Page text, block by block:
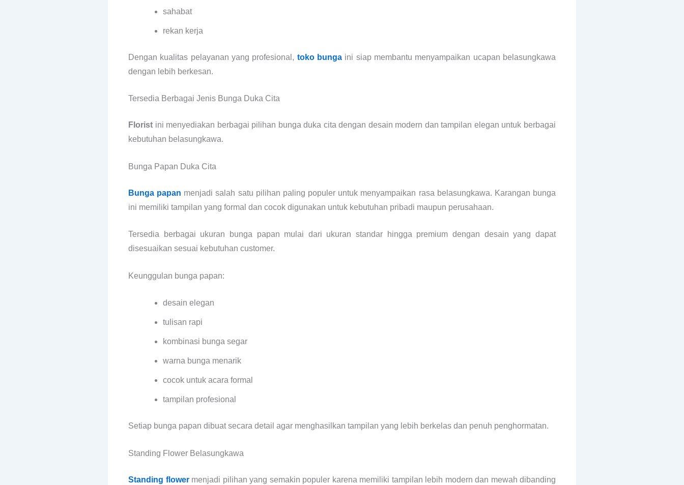
sahabat
rekan kerja
Dengan kualitas pelayanan yang profesional, toko bunga ini siap membantu menyampaikan ucapan belasungkawa
dengan lebih berkesan.
Tersedia Berbagai Jenis Bunga Duka Cita
Florist ini menyediakan berbagai pilihan bunga duka cita dengan desain modern dan tampilan elegan untuk berbagai
kebutuhan belasungkawa.
Bunga Papan Duka Cita
Bunga papan menjadi salah satu pilihan paling populer untuk menyampaikan rasa belasungkawa. Karangan bunga
ini memiliki tampilan yang formal dan cocok digunakan untuk kebutuhan pribadi maupun perusahaan.
Tersedia berbagai ukuran bunga papan mulai dari ukuran standar hingga premium dengan desain yang dapat
disesuaikan sesuai kebutuhan customer.
Keunggulan bunga papan:
desain elegan
tulisan rapi
kombinasi bunga segar
warna bunga menarik
cocok untuk acara formal
tampilan profesional
Setiap bunga papan dibuat secara detail agar menghasilkan tampilan yang lebih berkelas dan penuh penghormatan.
Standing Flower Belasungkawa
Standing flowermenjadi pilihan yang semakin populer karena memiliki tampilan lebih modern dan mewah dibanding